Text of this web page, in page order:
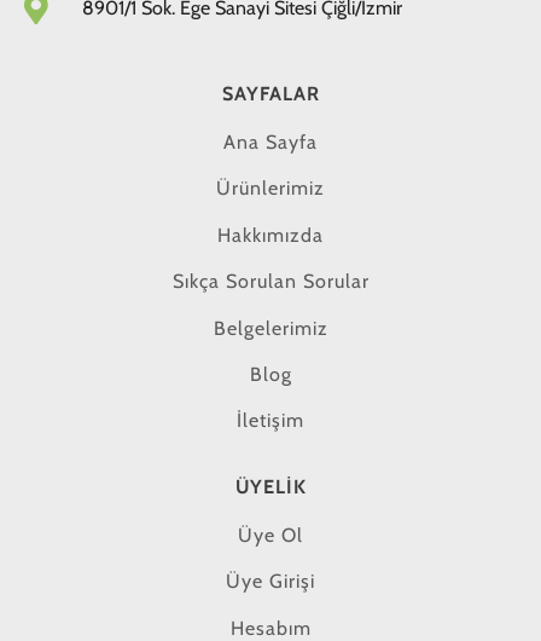
8901/1 Sok. Ege Sanayi Sitesi Çiğli/İzmir
SAYFALAR
Ana Sayfa
Ürünlerimiz
Hakkımızda
Sıkça Sorulan Sorular
Belgelerimiz
Blog
İletişim
ÜYELIK
Üye Ol
Üye Girişi
Hesabım